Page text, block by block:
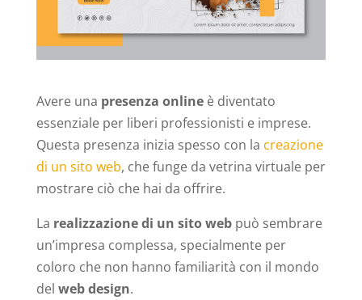
Avere una presenza onlineè diventato
essenziale per liberi professionisti e imprese.
Questa presenza inizia spesso con la creazione
di un sito web, che funge da vetrina virtuale per
mostrare ciò che hai da offrire.
La realizzazione di un sito webpuò sembrare
un’impresa complessa, specialmente per
coloro che non hanno familiarità con il mondo
del web design.